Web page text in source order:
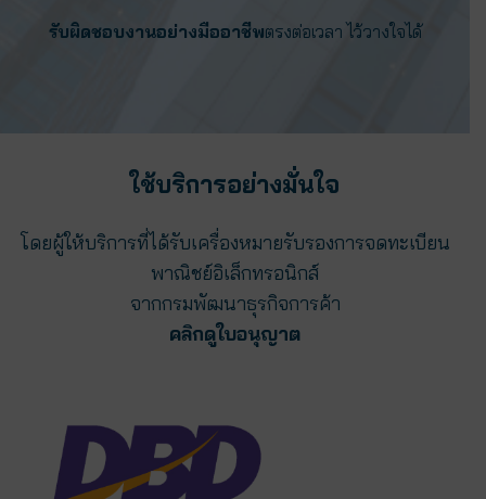
รับผิดชอบงานอย่างมืออาชีพตรงต่อเวลา ไว้วางใจได้
ใช้บริการอย่างมั่นใจ
โดยผู้ให้บริการที่ได้รับเครื่องหมายรับรองการจดทะเบียน
พาณิชย์อิเล็กทรอนิกส์
จากกรมพัฒนาธุรกิจการค้า
คลิกดูใบอนุญาต